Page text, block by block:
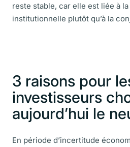
reste stable, car elle est liée à
institutionnelle plutôt qu’à la
3 raisons pour
investisseurs
aujourd’hui le
En période d’incertitude